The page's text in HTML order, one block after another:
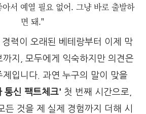
서 예열 필요 없어. 그냥 바로 출발하
면 돼."
력이 오래된 베테랑부터 이제 막
지, 모두에게 익숙하지만 의견은
제입니다. 과연 누구의 말이 맞을
통신 팩트체크' 첫 번째 시간으로,
든 것을 제 실제 경험까지 더해 시